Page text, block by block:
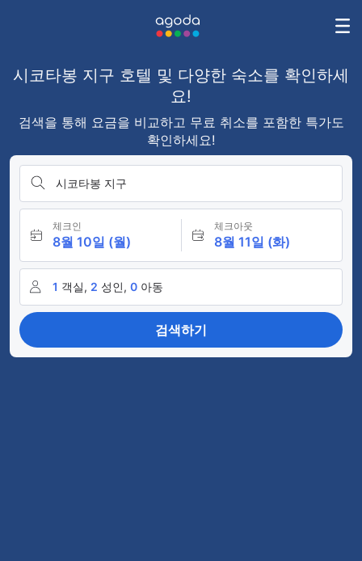
시코타봉 지구 호텔 및 다양한 숙소를 확인하세
요!
검색을 통해 요금을 비교하고 무료 취소를 포함한 특가도
확인하세요!
시코타봉 지구
체크인
8월 10일 (월)
체크아웃
8월 11일 (화)
1 객실, 2 성인, 0 아동
검색하기